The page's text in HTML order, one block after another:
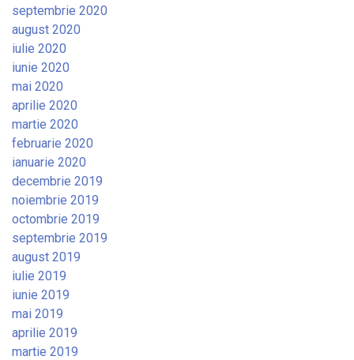
septembrie 2020
august 2020
iulie 2020
iunie 2020
mai 2020
aprilie 2020
martie 2020
februarie 2020
ianuarie 2020
decembrie 2019
noiembrie 2019
octombrie 2019
septembrie 2019
august 2019
iulie 2019
iunie 2019
mai 2019
aprilie 2019
martie 2019